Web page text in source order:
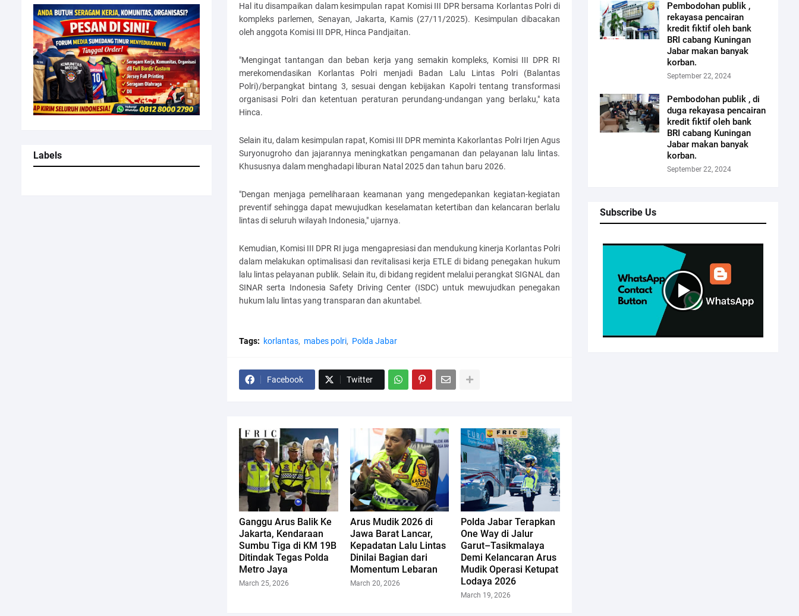
Labels
Hal itu disampaikan dalam kesimpulan rapat Komisi III DPR bersama Korlantas Polri di
kompleks parlemen, Senayan, Jakarta, Kamis (27/11/2025). Kesimpulan dibacakan
oleh anggota Komisi III DPR, Hinca Pandjaitan.
"Mengingat tantangan dan beban kerja yang semakin kompleks, Komisi III DPR RI
merekomendasikan Korlantas Polri menjadi Badan Lalu Lintas Polri (Balantas
Polri)/berpangkat bintang 3, sesuai dengan kebijakan Kapolri tentang transformasi
organisasi Polri dan ketentuan peraturan perundang-undangan yang berlaku," kata
Hinca.
Selain itu, dalam kesimpulan rapat, Komisi III DPR meminta Kakorlantas Polri Irjen Agus
Suryonugroho dan jajarannya meningkatkan pengamanan dan pelayanan lalu lintas.
Khususnya dalam menghadapi liburan Natal 2025 dan tahun baru 2026.
"Dengan menjaga pemeliharaan keamanan yang mengedepankan kegiatan-kegiatan
preventif sehingga dapat mewujudkan keselamatan ketertiban dan kelancaran berlalu
lintas di seluruh wilayah Indonesia," ujarnya.
Kemudian, Komisi III DPR RI juga mengapresiasi dan mendukung kinerja Korlantas Polri
dalam melakukan optimalisasi dan revitalisasi kerja ETLE di bidang penegakan hukum
lalu lintas pelayanan publik. Selain itu, di bidang regident melalui perangkat SIGNAL dan
SINAR serta Indonesia Safety Driving Center (ISDC) untuk mewujudkan penegakan
hukum lalu lintas yang transparan dan akuntabel.
Tags: korlantas mabes polri Polda Jabar
Facebook Twitter
Ganggu Arus Balik Ke
Jakarta, Kendaraan
Sumbu Tiga di KM 19B
Ditindak Tegas Polda
Metro Jaya
March 25, 2026
Arus Mudik 2026 di
Jawa Barat Lancar,
Kepadatan Lalu Lintas
Dinilai Bagian dari
Momentum Lebaran
March 20, 2026
Polda Jabar Terapkan
One Way di Jalur
Garut–Tasikmalaya
Demi Kelancaran Arus
Mudik Operasi Ketupat
Lodaya 2026
March 19, 2026
Pembodohan publik ,
rekayasa pencairan
kredit fiktif oleh bank
BRI cabang Kuningan
Jabar makan banyak
korban.
September 22, 2024
Pembodohan publik , di
duga rekayasa pencairan
kredit fiktif oleh bank
BRI cabang Kuningan
Jabar makan banyak
korban.
September 22, 2024
Subscribe Us